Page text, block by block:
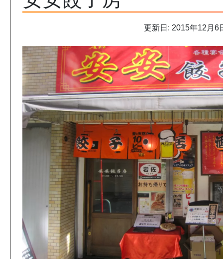
更新日: 2015年12月6